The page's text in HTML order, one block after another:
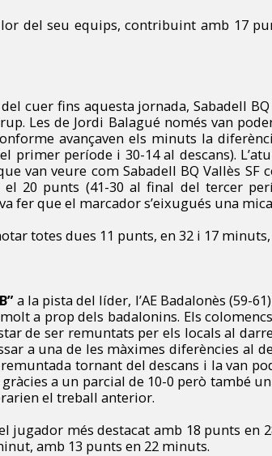
del seu equips, contribuint amb 17
cuer fins aquesta jornada, Sabadell BQ
Les de Jordi Balagué només van
avançaven els minuts la
primer període i 30-14 al descans).
van veure com Sabadell BQ Vallès SF
20 punts (41-30 al final del tercer
fer que el marcador s’eixugués una
totes dues 11 punts, en 32 i 17
a la pista del líder, l’AE Badalonès (59-
a prop dels badalonins. Els
de ser remuntats per els locals al
a una de les màximes diferències al
tornant del descans i la van
a un parcial de 10-0 però també
el treball anterior.
jugador més destacat amb 18 punts en
amb 13 punts en 22 minuts.